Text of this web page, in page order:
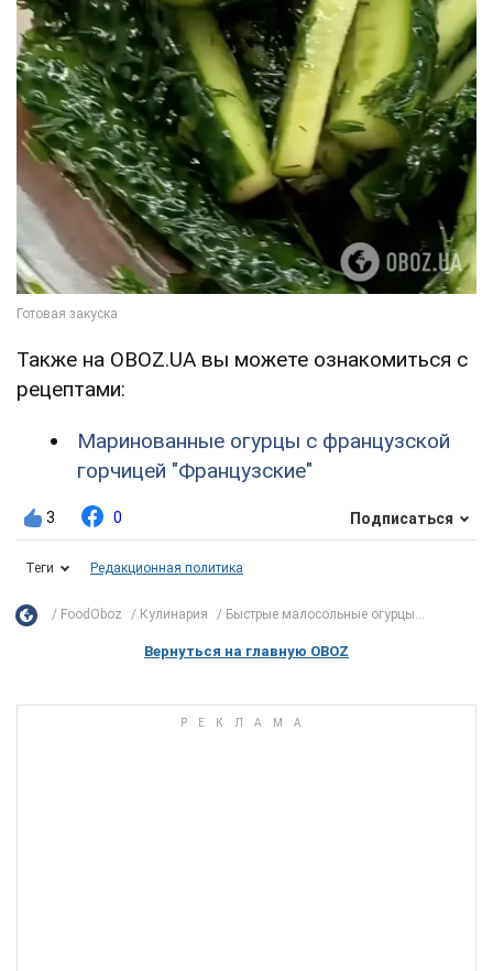
Также на OBOZ.UA вы можете ознакомиться с
рецептами:
Маринованные огурцы с французской
горчицей "Французские"
3 0 Подписаться
Теги Редакционная политика
FoodOboz Кулинария Быстрые малосольные огурцы...
Вернуться на главную OBOZ